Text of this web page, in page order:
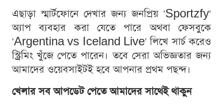
এছাড়া স্মার্টফোনে দেখার জন্য জনপ্রিয় 'Sportzfy'
অ্যাপ ব্যবহার করা যেতে পারে অথবা ফেসবুকে
'Argentina vs Iceland Live' লিখে সার্চ করেও
স্ট্রিমিং খুঁজে পেতে পারেন। তবে সেরা অভিজ্ঞতার জন্য
আমাদের ওয়েবসাইটই হবে আপনার প্রথম পছন্দ।
খেলার সব আপডেট পেতে আমাদের সাথেই থাকুন